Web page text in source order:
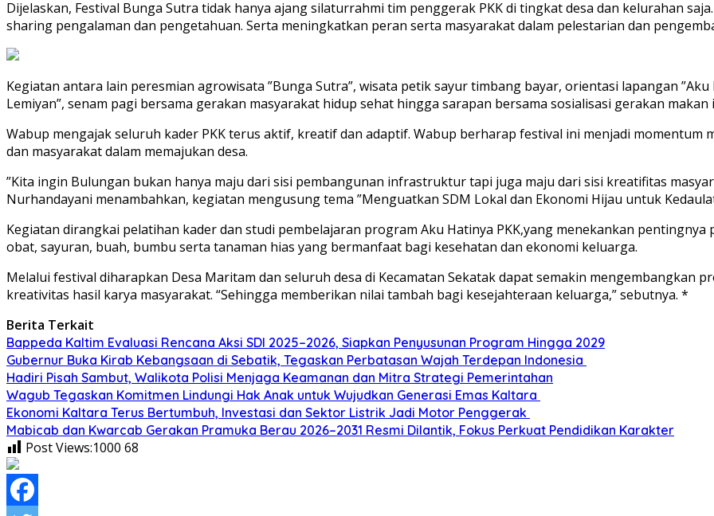
Dijelaskan, Festival Bunga Sutra tidak hanya ajang silaturrahmi tim penggerak PKK di tingkat desa dan kelurahan
sharing pengalaman dan pengetahuan. Serta meningkatkan peran serta masyarakat dalam pelestarian dan
Kegiatan antara lain peresmian agrowisata ”Bunga Sutra”, wisata petik sayur timbang bayar, orientasi lapangan
Lemiyan”, senam pagi bersama gerakan masyarakat hidup sehat hingga sarapan bersama sosialisasi gerakan makan
Wabup mengajak seluruh kader PKK terus aktif, kreatif dan adaptif. Wabup berharap festival ini menjadi momentum
dan masyarakat dalam memajukan desa.
”Kita ingin Bulungan bukan hanya maju dari sisi pembangunan infrastruktur tapi juga maju dari sisi kreatifitas
Nurhandayani menambahkan, kegiatan mengusung tema ”Menguatkan SDM Lokal dan Ekonomi Hijau untuk
Kegiatan dirangkai pelatihan kader dan studi pembelajaran program Aku Hatinya PKK,yang menekankan
obat, sayuran, buah, bumbu serta tanaman hias yang bermanfaat bagi kesehatan dan ekonomi keluarga.
Melalui festival diharapkan Desa Maritam dan seluruh desa di Kecamatan Sekatak dapat semakin mengembangkan
kreativitas hasil karya masyarakat. “Sehingga memberikan nilai tambah bagi kesejahteraan keluarga,” sebutnya. *
Berita Terkait
Bappeda Kaltim Evaluasi Rencana Aksi SDI 2025–2026, Siapkan Penyusunan Program Hingga 2029
Gubernur Buka Kirab Kebangsaan di Sebatik, Tegaskan Perbatasan Wajah Terdepan Indonesia
Hadiri Pisah Sambut, Walikota Polisi Menjaga Keamanan dan Mitra Strategi Pemerintahan
Wagub Tegaskan Komitmen Lindungi Hak Anak untuk Wujudkan Generasi Emas Kaltara
Ekonomi Kaltara Terus Bertumbuh, Investasi dan Sektor Listrik Jadi Motor Penggerak
Mabicab dan Kwarcab Gerakan Pramuka Berau 2026–2031 Resmi Dilantik, Fokus Perkuat Pendidikan Karakter
Post Views:1000 68